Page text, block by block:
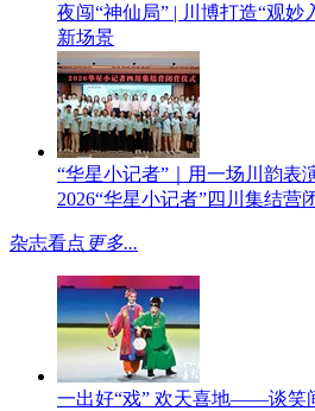
夜闯“神仙局” | 川博打造“观妙
新场景
“华星小记者”｜用一场川韵表
2026“华星小记者”四川集结营
杂志看点 更多...
一出好“戏” 欢天喜地——谈笑